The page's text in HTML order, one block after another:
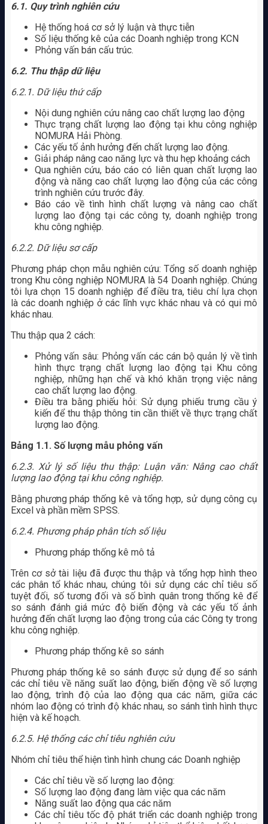
6.1. Quy trình nghiên cứu
Hệ thống hoá cơ sở lý luận và thực tiễn
Số liệu thống kê của các Doanh nghiệp trong KCN
Phỏng vấn bán cấu trúc.
6.2. Thu thập dữ liệu
6.2.1. Dữ liệu thứ cấp
Nội dung nghiên cứu nâng cao chất lượng lao động
Thực trạng chất lượng lao động tại khu công nghiệp
NOMURA Hải Phòng.
Các yếu tố ảnh hưởng đến chất lượng lao động.
Giải pháp nâng cao năng lực và thu hẹp khoảng cách
Qua nghiên cứu, báo cáo có liên quan chất lượng lao
động và năng cao chất lượng lao động của các công
trình nghiên cứu trước đây.
Báo cáo về tình hình chất lượng và nâng cao chất
lượng lao động tại các công ty, doanh nghiệp trong
khu công nghiệp.
6.2.2. Dữ liệu sơ cấp
Phương pháp chọn mẫu nghiên cứu: Tổng số doanh nghiệp
trong Khu công nghiệp NOMURA là 54 Doanh nghiệp. Chúng
tôi lựa chọn 15 doanh nghiệp để điều tra, tiêu chí lựa chọn
là các doanh nghiệp ở các lĩnh vực khác nhau và có qui mô
khác nhau.
Thu thập qua 2 cách:
Phỏng vấn sâu: Phỏng vấn các cán bộ quản lý về tình
hình thực trạng chất lượng lao động tại Khu công
nghiệp, những hạn chế và khó khăn trọng việc nâng
cao chất lượng lao động.
Điều tra bằng phiếu hỏi: Sử dụng phiếu trưng cầu ý
kiến để thu thập thông tin cần thiết về thực trạng chất
lượng lao động.
Bảng 1.1. Số lượng mẫu phỏng vấn
6.2.3. Xử lý số liệu thu thập: Luận văn: Nâng cao chất
lượng lao động tại khu công nghiệp.
Bằng phương pháp thống kê và tổng hợp, sử dụng công cụ
Excel và phần mềm SPSS.
6.2.4. Phương pháp phân tích số liệu
Phương pháp thống kê mô tả
Trên cơ sở tài liệu đã được thu thập và tổng hợp hình theo
các phân tổ khác nhau, chúng tôi sử dụng các chỉ tiêu số
tuyệt đối, số tương đối và số bình quân trong thống kê để
so sánh đánh giá mức độ biến động và các yếu tố ảnh
hưởng đến chất lượng lao động trong của các Công ty trong
khu công nghiệp.
Phương pháp thống kê so sánh
Phương pháp thống kê so sánh được sử dụng để so sánh
các chỉ tiêu về năng suất lao động, biến động về số lượng
lao động, trình độ của lao động qua các năm, giữa các
nhóm lao động có trình độ khác nhau, so sánh tình hình thực
hiện và kế hoạch.
6.2.5. Hệ thống các chỉ tiêu nghiên cứu
Nhóm chỉ tiêu thể hiện tình hình chung các Doanh nghiệp
Các chỉ tiêu về số lượng lao động:
Số lượng lao động đang làm việc qua các năm
Năng suất lao động qua các năm
Các chỉ tiêu tốc độ phát triển các doanh nghiệp trong